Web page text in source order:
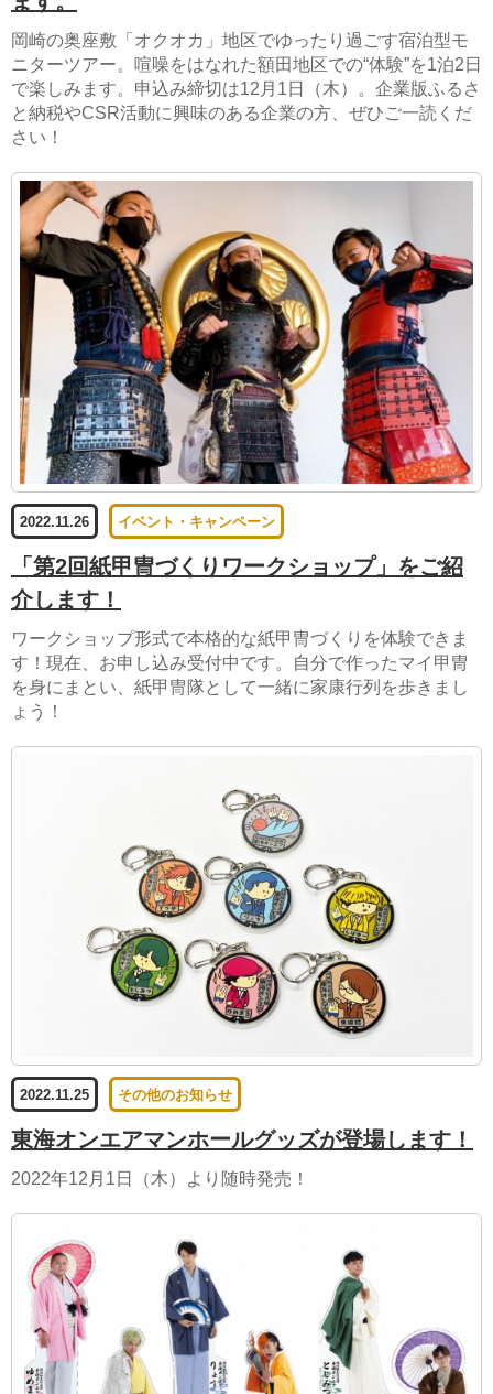
岡崎の奥座敷「オクオカ」地区でゆったり過ごす宿泊型モ
ニターツアー。喧噪をはなれた額田地区での“体験”を1泊2日
で楽しみます。申込み締切は12月1日（木）。企業版ふるさ
と納税やCSR活動に興味のある企業の方、ぜひご一読くだ
さい！
2022.11.26 イベント・キャンペーン
「第2回紙甲冑づくりワークショップ」をご紹
介します！
ワークショップ形式で本格的な紙甲冑づくりを体験できま
す！現在、お申し込み受付中です。自分で作ったマイ甲冑
を身にまとい、紙甲冑隊として一緒に家康行列を歩きまし
ょう！
2022.11.25 その他のお知らせ
東海オンエアマンホールグッズが登場します！
2022年12月1日（木）より随時発売！